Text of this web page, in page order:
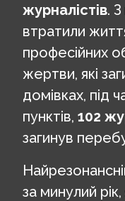
журналістів.
втратили
професійних
жертви, які
домівках, під
пунктів, 102
загинув
за минулий